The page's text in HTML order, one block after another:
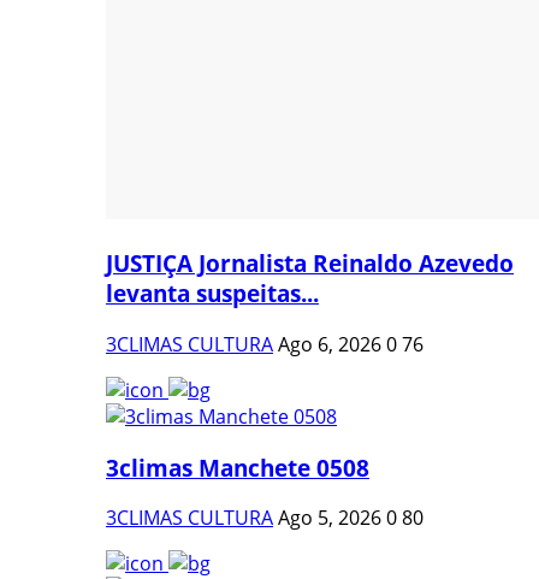
JUSTIÇA Jornalista Reinaldo Azevedo
levanta suspeitas...
3CLIMAS CULTURAAgo 6, 2026076
3climas Manchete 0508
3CLIMAS CULTURAAgo 5, 2026080